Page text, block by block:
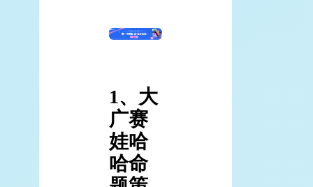
1、大
广赛
娃哈
哈命